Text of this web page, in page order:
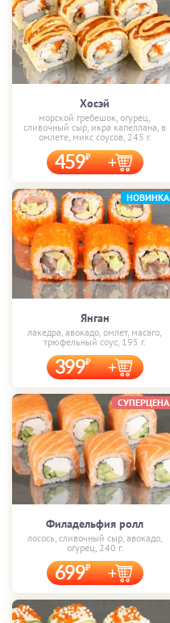
Хосэй
морской гребешок, огурец,
сливочный сыр, икра капеллана, в
омлете, микс соусов, 245 г.
459
Янган
лакедра, авокадо, омлет, масаго,
трюфельный соус, 195 г.
399
НОВИНКА
Филадельфия ролл
лосось, сливочный сыр, авокадо,
огурец, 240 г.
699
СУПЕРЦЕНА